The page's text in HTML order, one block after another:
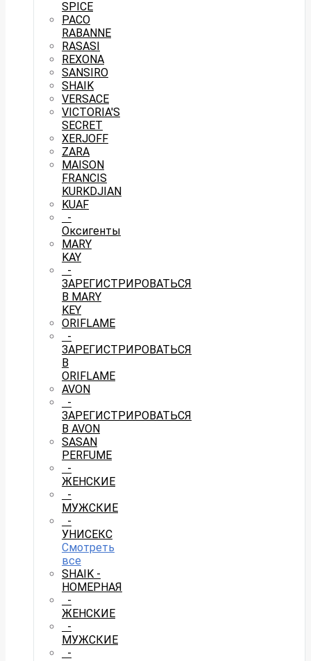
SPICE
PACO
RABANNE
RASASI
REXONA
SANSIRO
SHAIK
VERSACE
VICTORIA'S
SECRET
XERJOFF
ZARA
MAISON
FRANCIS
KURKDJIAN
KUAF
-
Оксигенты
MARY
KAY
-
ЗАРЕГИСТРИРОВАТЬСЯ
В MARY
KEY
ORIFLAME
-
ЗАРЕГИСТРИРОВАТЬСЯ
В
ORIFLAME
AVON
-
ЗАРЕГИСТРИРОВАТЬСЯ
В AVON
SASAN
PERFUME
-
ЖЕНСКИЕ
-
МУЖСКИЕ
-
УНИСЕКС
Смотреть
все
SHAIK -
НОМЕРНАЯ
-
ЖЕНСКИЕ
-
МУЖСКИЕ
-